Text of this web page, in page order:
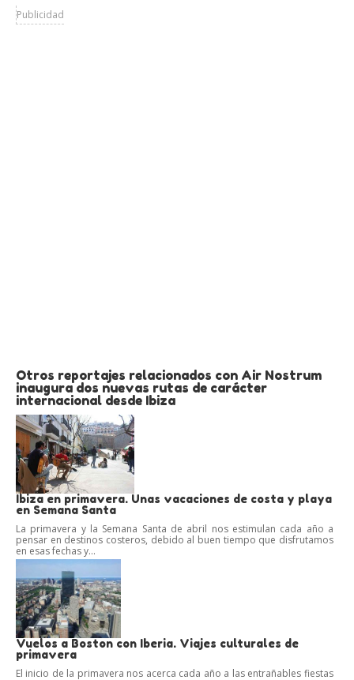
Publicidad
Otros reportajes relacionados con Air Nostrum
inaugura dos nuevas rutas de carácter
internacional desde Ibiza
Ibiza en primavera. Unas vacaciones de costa y playa
en Semana Santa
La primavera y la Semana Santa de abril nos estimulan cada año a
pensar en destinos costeros, debido al buen tiempo que disfrutamos
en esas fechas y...
Vuelos a Boston con Iberia. Viajes culturales de
primavera
El inicio de la primavera nos acerca cada año a las entrañables fiestas